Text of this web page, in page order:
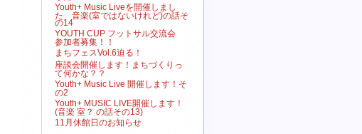
Youth+ Music Liveを開催しまし
た 音楽(室ではないけれど)の話そ
の14
YOUTH CUP フットサル交流会
参加者募集！！
まちフェスVol.6迫る！
座談会開催します！まちづくりっ
て何かな？？
Youth+ Music Live 開催します！そ
の2
Youth+ MUSIC LIVE開催します！
(音楽 室？ の話その13)
11月休館日のお知らせ